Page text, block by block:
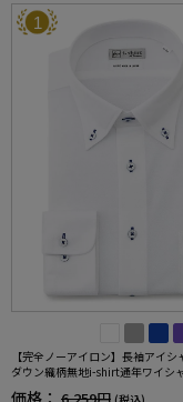
1
【完全ノーアイロン】長袖アイシ
ダウン織柄無地i-shirt通年ワイシ